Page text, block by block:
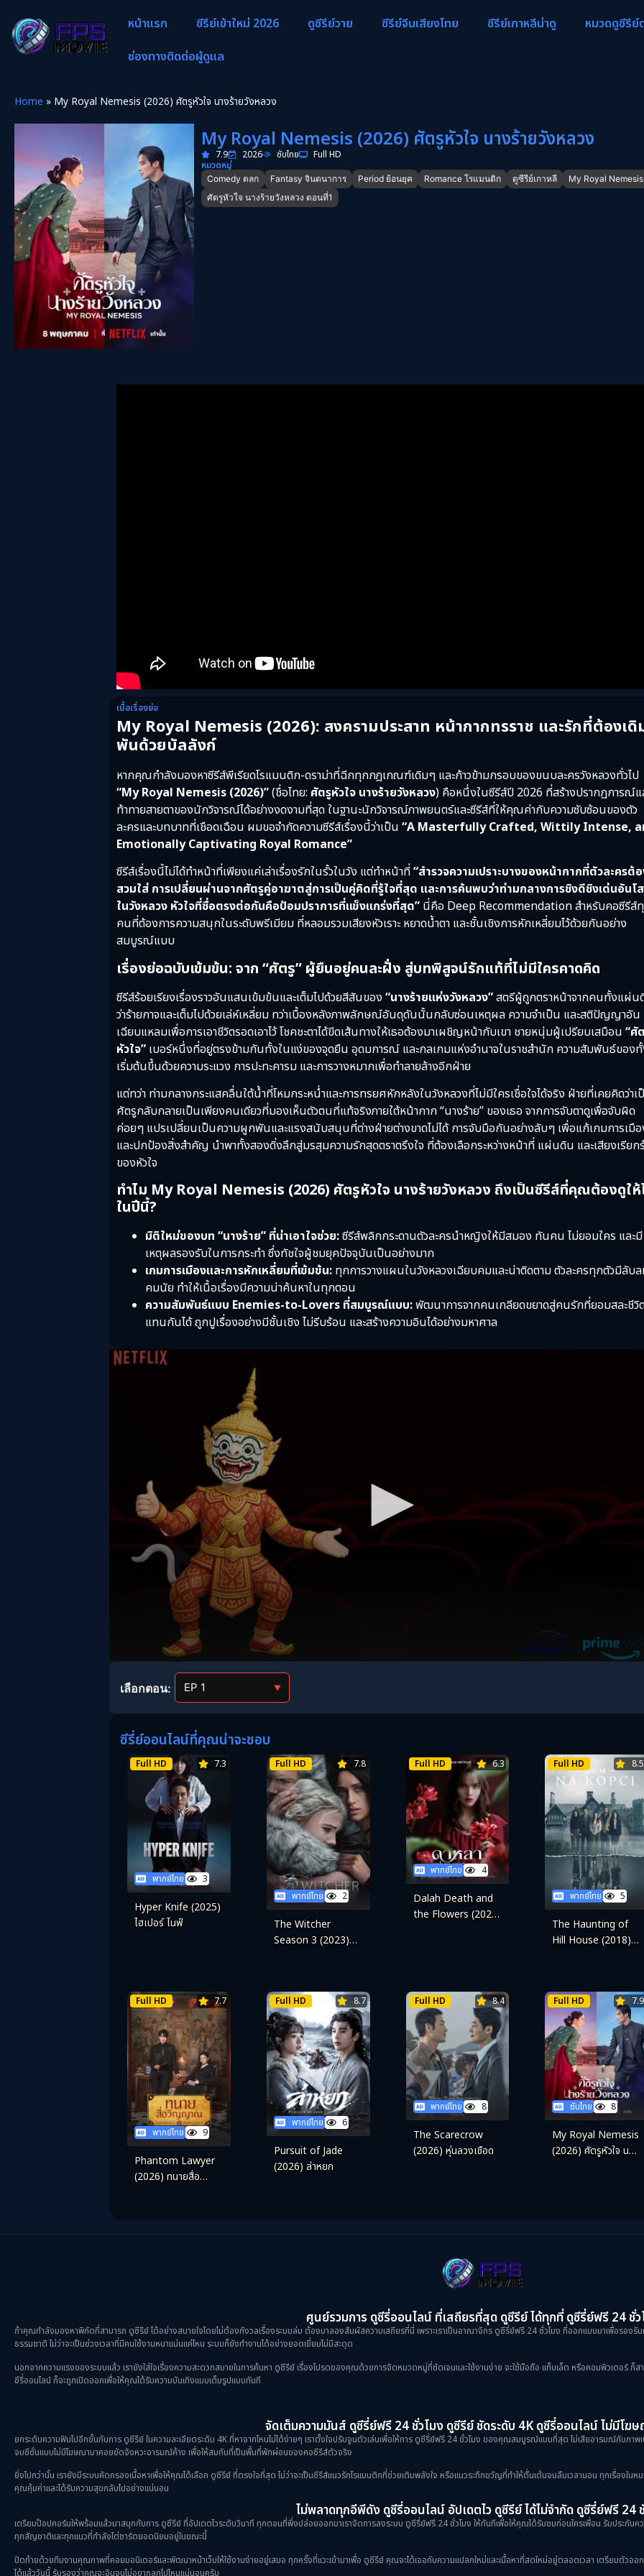
หน้าแรก ซีรีย์เข้าใหม่ 2026 ดูซีรีย์วาย ซีรีย์จีนเสียงไทย ซีรีย์เกาหลีน่าดู
หมวดดูซีรีย์
ช่องทางติดต่อผู้ดูแล
Home » My Royal Nemesis (2026) ศัตรูหัวใจ นางร้ายวังหลวง
My Royal Nemesis (2026) ศัตรูหัวใจ นางร้ายวังหลวง
7.9 2026 ซับไทย
Full HD
หมวดหมู่
Comedy ตลก Fantasy จินตนาการ Period ย้อนยุค Romance โรแมนติก ดูซีรีย์เกาหลี My Royal
ศัตรูหัวใจ นางร้ายวังหลวง ตอนที่1
เนื้อเรื่องย่อ
My Royal Nemesis (2026): สงครามประสาท หน้ากากทรราช และรักที่ต้องเดิ
พันด้วยบัลลังก์
หากคุณกำลังมองหาซีรีส์พีเรียดโรแมนติก-ดราม่าที่ฉีกทุกกฎเกณฑ์เดิมๆ และก้าวข้ามกรอบของขนบละครวังหลวงทั่วไป
“My Royal Nemesis (2026)”(ชื่อไทย: ศัตรูหัวใจ นางร้ายวังหลวง) คือหนึ่งในซีรีส์ปี 2026 ที่สร้างปรากฏการณ์แ
ท้าทายสายตาของนักวิจารณ์ได้อย่างงดงามที่สุด ในฐานะนักวิจารณ์ภาพยนตร์และซีรีส์ที่ให้คุณค่ากับความซับซ้อนของตัว
ละครและบทบาทที่เชือดเฉือน ผมขอจำกัดความซีรีส์เรื่องนี้ว่าเป็น“A Masterfully Crafted, Wittily Intense,
Emotionally Captivating Royal Romance”
ซีรีส์เรื่องนี้ไม่ได้ทำหน้าที่เพียงแค่เล่าเรื่องรักในรั้วในวัง แต่ทำหน้าที่“สำรวจความเปราะบางของหน้ากากที่ตัวละครต้
สวมใส่ การเปลี่ยนผ่านจากศัตรูคู่อาฆาตสู่การเป็นคู่คิดที่รู้ใจที่สุด และการค้นพบว่าท่ามกลางการชิงดีชิงเด่นอันโ
ในวังหลวง หัวใจที่ซื่อตรงต่อกันคือป้อมปราการที่แข็งแกร่งที่สุด” นี่คือ Deep Recommendation สำหรับคอซีรีส์
คนที่ต้องการความสนุกในระดับพรีเมียม ที่หลอมรวมเสียงหัวเราะ หยาดน้ำตา และชั้นเชิงการหักเหลี่ยมไว้ด้วยกันอย่าง
สมบูรณ์แบบ
เรื่องย่อฉบับเข้มข้น: จาก “ศัตรู” ผู้ยืนอยู่คนละฝั่ง สู่บทพิสูจน์รักแท้ที่ไม่มีใครคาดคิด
ซีรีส์ร้อยเรียงเรื่องราวอันแสนเข้มข้นและเต็มไปด้วยสีสันของ“นางร้ายแห่งวังหลวง”สตรีผู้ถูกตราหน้าจากคนทั้งแผ่น
ว่าร้ายกาจและเต็มไปด้วยเล่ห์เหลี่ยม ทว่าเบื้องหลังภาพลักษณ์อันดุดันนั้นกลับซ่อนเหตุผล ความจำเป็น และสติปัญญาอัน
เฉียบแหลมเพื่อการเอาชีวิตรอดเอาไว้ โชคชะตาได้ขีดเส้นทางให้เธอต้องมาเผชิญหน้ากับเขา ชายหนุ่มผู้เปรียบเสมือน“ศั
หัวใจ” เบอร์หนึ่งที่อยู่ตรงข้ามกันทั้งในแง่ของจุดยืน อุดมการณ์ และกลเกมแห่งอำนาจในราชสำนัก ความสัมพันธ์ของ
เริ่มต้นขึ้นด้วยความระแวง การปะทะคารม และการวางหมากเพื่อทำลายล้างอีกฝ่าย
แต่ทว่า ท่ามกลางกระแสคลื่นใต้น้ำที่โหมกระหน่ำและการทรยศหักหลังในวังหลวงที่ไม่มีใครเชื่อใจได้จริง ฝ่ายที่เคยคิดว่าเ
ศัตรูกลับกลายเป็นเพียงคนเดียวที่มองเห็นตัวตนที่แท้จริงภายใต้หน้ากาก “นางร้าย” ของเธอ จากการจับตาดูเพื่อจับผิด
ค่อยๆ แปรเปลี่ยนเป็นความผูกพันและแรงสนับสนุนที่ต่างฝ่ายต่างขาดไม่ได้ การจับมือกันอย่างลับๆ เพื่อแก้เกมการเมื
และปกป้องสิ่งสำคัญ นำพาทั้งสองดิ่งลึกสู่มรสุมความรักสุดตราตรึงใจ ที่ต้องเลือกระหว่างหน้าที่ แผ่นดิน และเสียงเรียก
ของหัวใจ
ทำไม My Royal Nemesis (2026) ศัตรูหัวใจ นางร้ายวังหลวง ถึงเป็นซีรีส์ที่คุณต้องดูให้
ในปีนี้?
มิติใหม่ของบท “นางร้าย” ที่น่าเอาใจช่วย:ซีรีส์พลิกกระดานตัวละครนำหญิงให้มีสมอง ทันคน ไม่ยอมใคร และมี
เหตุผลรองรับในการกระทำ ซึ่งทัชใจผู้ชมยุคปัจจุบันเป็นอย่างมาก
เกมการเมืองและการหักเหลี่ยมที่เข้มข้น: ทุกการวางแผนในวังหลวงเฉียบคมและน่าติดตาม ตัวละครทุกตัวมีลับ
คมนัย ทำให้เนื้อเรื่องมีความน่าค้นหาในทุกตอน
ความสัมพันธ์แบบ Enemies-to-Lovers ที่สมบูรณ์แบบ:พัฒนาการจากคนเกลียดขยาดสู่คนรักที่ยอมสละชีวิ
แทนกันได้ ถูกปูเรื่องอย่างมีชั้นเชิง ไม่รีบร้อน และสร้างความอินได้อย่างมหาศาล
เลือกตอน: ▼
ซีรี่ย์ออนไลน์ที่คุณน่าจะชอบ
Full HD 7.3
พากย์ไทย 3
Hyper Knife (2025)
ไฮเปอร์ ไนฟ์
Full HD 7.8
พากย์ไทย 2
The Witcher
Season 3 (2023)
Full HD 6.3
พากย์ไทย 4
Dalah Death and
the Flowers (2025)
Full HD 8.5
พากย์ไทย 5
The Haunting of
Hill House (2018) ฮิ
Full HD 7.7
พากย์ไทย 9
Phantom Lawyer
(2026) ทนายสื่อ
Full HD 8.7
พากย์ไทย 6
Pursuit of Jade
(2026) ล่าหยก
Full HD 8.4
พากย์ไทย 8
The Scarecrow
(2026) หุ่นลวงเชือด
Full HD 7.9
ซับไทย 8
My Royal Nemesis
(2026) ศัตรูหัวใจ นาง
ศูนย์รวมการ ดูซีรี่ออนไลน์ ที่เสถียรที่สุด ดูซีรีย์ ได้ทุกที่ ดูซีรี่ย์ฟรี 24 ชั่ว
ถ้าคุณกำลังมองหาพิกัดที่สามารถ ดูซีรีย์ ได้อย่างสบายใจโดยไม่ต้องกังวลเรื่องระบบล่ม ต้องมาลองสัมผัสความเสถียรที่นี่ เพราะเราเป็นอาณาจักร ดูซีรี่ย์ฟรี 24 ชั่วโมง ที่ออกแบบมาเพื่อรอง
ธรรมชาติ ไม่ว่าจะเป็นช่วงเวลาที่มีคนใช้งานหนาแน่นแค่ไหน ระบบก็ยังทำงานได้อย่างยอดเยี่ยมไม่มีสะดุด
นอกจากความแรงของระบบแล้ว เรายังใส่ใจเรื่องความสะดวกสบายในการค้นหา ดูซีรีย์ เรื่องโปรดของคุณด้วยการจัดหมวดหมู่ที่ชัดเจนและใช้งานง่าย จะใช้มือถือ แท็บเล็ต หรือคอมพิวเตอร์ ก็
ซีรี่ออนไลน์ ก็จะถูกเปิดออกเพื่อให้คุณได้รับความบันเทิงแบบเต็มรูปแบบทันที
จัดเต็มความมันส์ ดูซีรี่ย์ฟรี 24 ชั่วโมง ดูซีรีย์ ชัดระดับ 4K ดูซีรี่ออนไลน์ ไม่มีโฆ
ยกระดับความฟินไปอีกขั้นกับการ ดูซีรีย์ ในความละเอียดระดับ 4K ที่หาจากไหนไม่ได้ง่ายๆ เราตั้งใจปรับจูนตัวเล่นเพื่อให้การ ดูซีรี่ย์ฟรี 24 ชั่วโมง ของคุณสมบูรณ์แบบที่สุด ไม่เสียอารมณ์กับภา
จบซีซั่นแบบไม่มีโฆษณามาคอยขัดจังหวะอารมณ์ค้าง เพื่อให้สมกับที่เป็นพื้นที่พักผ่อนของคอซีรีส์ตัวจริง
ยิ่งไปกว่านั้น เรายังมีระบบคัดกรองเนื้อหาเพื่อให้คุณได้เลือก ดูซีรีย์ ที่ตรงใจที่สุด ไม่ว่าจะเป็นซีรีส์แนวรักโรแมนติกที่ช่วยเติมพลังใจ หรือแนวระทึกขวัญที่ทำให้ตื่นเต้นจนลืมเวลานอน ทุกเรื่องใ
คุณคุ้มค่าและได้รับความสุขกลับไปอย่างแน่นอน
ไม่พลาดทุกอีพีดัง ดูซีรี่ออนไลน์ อัปเดตไว ดูซีรีย์ ได้ไม่จำกัด ดูซีรี่ย์ฟรี 24
เตรียมป๊อปคอร์นให้พร้อมแล้วมาสนุกกับการ ดูซีรีย์ ที่อัปเดตไวระดับวินาที ทุกตอนที่พึ่งปล่อยออกมาเราจัดการลงระบบ ดูซีรี่ย์ฟรี 24 ชั่วโมง ให้ทันทีเพื่อให้คุณได้รับชมก่อนใครเพื่อน รับประกันคว
ทุกสัญชาติและทุกแนวที่กำลังไต่ชาร์ตยอดนิยมอยู่ในขณะนี้
ปิดท้ายด้วยทีมงานคุณภาพที่คอยมอนิเตอร์และพัฒนาหน้าเว็บให้ใช้งานง่ายอยู่เสมอ ทุกครั้งที่แวะเข้ามาเพื่อ ดูซีรีย์ คุณจะได้เจอกับความแปลกใหม่และเนื้อหาที่สดใหม่อยู่ตลอดเวลา เตรียมตัว
ได้แล้ววันนี้ รับรองว่าคุณจะอินจนไม่อยากลุกไปไหนแน่นอนครับ